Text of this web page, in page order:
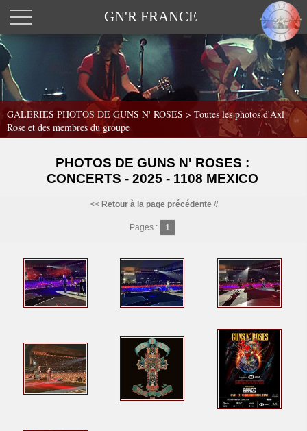
GN'R FRANCE
GALERIES PHOTOS DE GUNS N' ROSES > Toutes les photos d'Axl
Rose et des membres du groupe
PHOTOS DE GUNS N' ROSES :
CONCERTS - 2025 - 1108 MEXICO
<< Retour à la page précédente//
Pages : 1